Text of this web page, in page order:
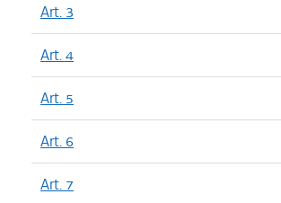
Art. 3
Art. 4
Art. 5
Art. 6
Art. 7